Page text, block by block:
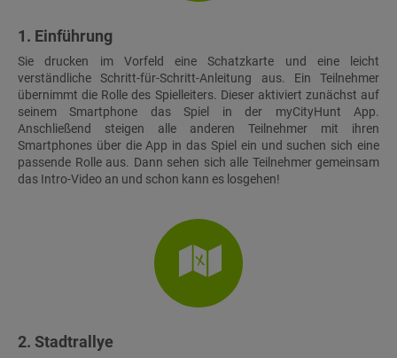
1. Einführung
Sie drucken im Vorfeld eine Schatzkarte und eine leicht
verständliche Schritt-für-Schritt-Anleitung aus. Ein Teilnehmer
übernimmt die Rolle des Spielleiters. Dieser aktiviert zunächst auf
seinem Smartphone das Spiel in der myCityHunt App.
Anschließend steigen alle anderen Teilnehmer mit ihren
Smartphones über die App in das Spiel ein und suchen sich eine
passende Rolle aus. Dann sehen sich alle Teilnehmer gemeinsam
das Intro-Video an und schon kann es losgehen!
2. Stadtrallye